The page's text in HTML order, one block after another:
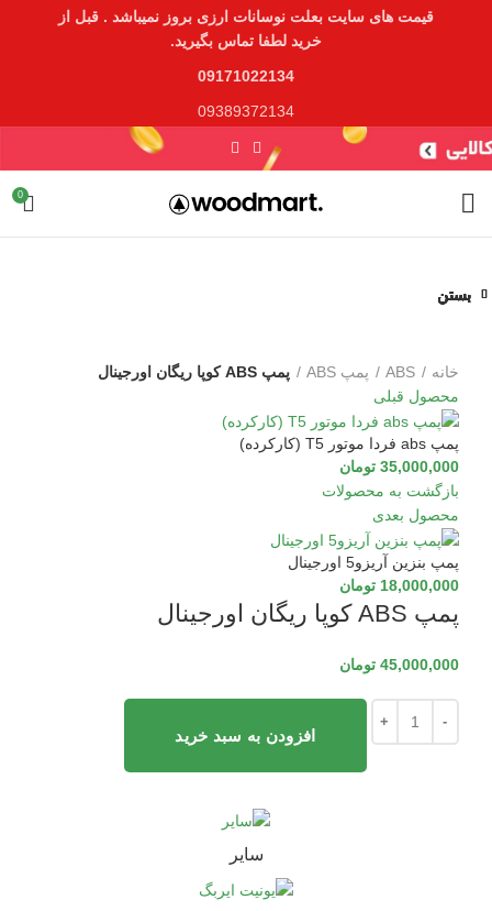
0
خانه
ABS پمپ ABS
پمپ ABS کوپا ریگان اورجینال
محصول قبلی
پمپ abs فردا موتور T5 (کارکرده)
35,000,000 تومان
بازگشت به محصولات
محصول بعدی
پمپ بنزین آریزو5 اورجینال
18,000,000 تومان
پمپ ABS کوپا ریگان اورجینال
45,000,000 تومان
افزودن به سبد خرید
سایر
بستن
بستن
بستن
بستن
بستن
بستن
بستن
بستن
قیمت های سایت بعلت نوسانات ارزی بروز نمیباشد . قبل از
خرید لطفا تماس بگیرید.
09171022134
09389372134